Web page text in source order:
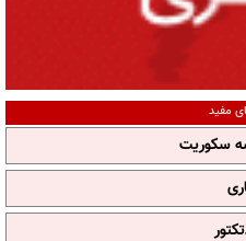
مفید
سکوریت